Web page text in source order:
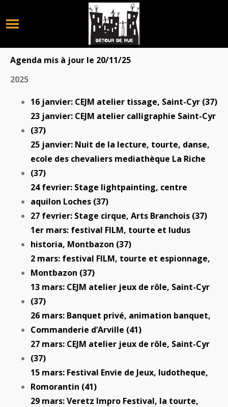
Agenda mis à jour le 20/11/25
2025
16 janvier: CEJM atelier tissage, Saint-Cyr (37)
23 janvier: CEJM atelier calligraphie Saint-Cyr
(37)
25 janvier: Nuit de la lecture, tourte, danse,
ecole des chevaliers mediathèque La Riche
(37)
24 fevrier: Stage lightpainting, centre
aquilon Loches (37)
27 fevrier: Stage cirque, Arts Branchois (37)
1er mars: festival FILM, tourte et ludus
historia, Montbazon (37)
2 mars: festival FILM, tourte et espionnage,
Montbazon (37)
13 mars: CEJM atelier jeux de rôle, Saint-Cyr
(37)
26 mars: Banquet privé, animation banquet,
Commanderie d’Arville (41)
27 mars: CEJM atelier jeux de rôle, Saint-Cyr
(37)
15 mars: Festival Envie de Jeux, ludotheque,
Romorantin (41)
29 mars: Veretz Impro Festival, la tourte,